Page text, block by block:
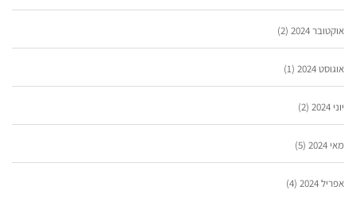
אוקטובר 2024 (2)
אוגוסט 2024 (1)
יוני 2024 (2)
מאי 2024 (5)
אפריל 2024 (4)